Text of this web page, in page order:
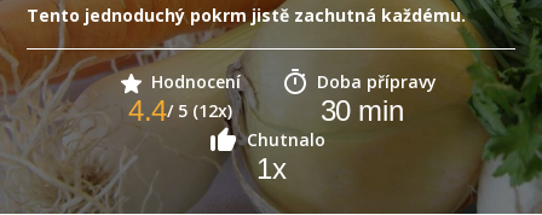
Tento jednoduchý pokrm jistě zachutná každému.
Hodnocení
4.4/ 5 (12x)
Doba přípravy
30min
Chutnalo
1x